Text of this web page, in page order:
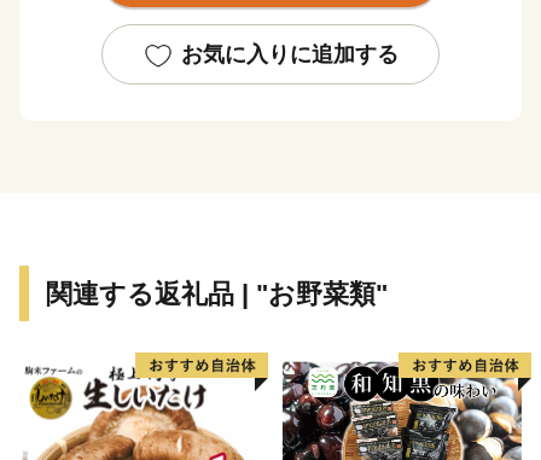
道路網は、北部に国道354号線、西側に国道294号線、
中央部を常磐自動車道が走り、国道294号線と交差し谷
ンションやショッピングセンターなどが整備され、新し
また、市内には首都圏内で唯一、時代劇のロケが出来る
施設である「ワープステーション江戸」をはじめ、関東
お気に入りに追加する
関連する返礼品 | "お野菜類"